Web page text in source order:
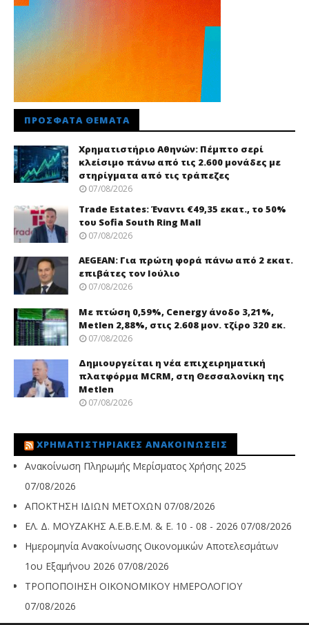
ΠΡΌΣΦΑΤΑ ΘΈΜΑΤΑ
Χρηματιστήριο Αθηνών: Πέμπτο σερί
κλείσιμο πάνω από τις 2.600 μονάδες με
στηρίγματα από τις τράπεζες
07/08/2026
Trade Εstates: Έναντι €49,35 εκατ., το 50%
του Sofia South Ring Mall
07/08/2026
AEGEAN: Για πρώτη φορά πάνω από 2 εκατ.
επιβάτες τον Ιούλιο
07/08/2026
Με πτώση 0,59%, Cenergy άνοδο 3,21%,
Metlen 2,88%, στις 2.608 μον. τζίρο 320 εκ.
07/08/2026
Δημιουργείται η νέα επιχειρηματική
πλατφόρμα MCRM, στη Θεσσαλονίκη της
Metlen
07/08/2026
ΧΡΗΜΑΤΙΣΤΗΡΙΑΚΈΣ ΑΝΑΚΟΙΝΏΣΕΙΣ
Ανακοίνωση Πληρωμής Μερίσματος Χρήσης 2025
07/08/2026
ΑΠΟΚΤΗΣΗ ΙΔΙΩΝ ΜΕΤΟΧΩΝ 07/08/2026
ΕΛ. Δ. ΜΟΥΖΑΚΗΣ Α.Ε.Β.Ε.Μ. & Ε. 10 - 08 - 2026 07/08/2026
Ημερομηνία Ανακοίνωσης Οικονομικών Αποτελεσμάτων
1ου Εξαμήνου 2026 07/08/2026
ΤΡΟΠΟΠΟΙΗΣΗ ΟΙΚΟΝΟΜΙΚΟΥ ΗΜΕΡΟΛΟΓΙΟΥ
07/08/2026